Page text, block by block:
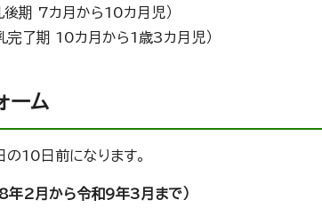
後期 7カ月から10カ月児）
完了期 10カ月から1歳3カ月児）
ーム
10日前になります。
8年2月から令和9年3月まで）